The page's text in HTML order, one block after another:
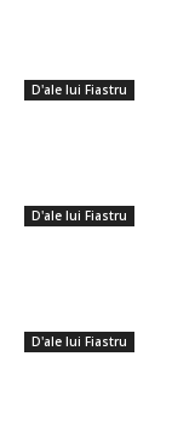
D'ale lui Fiastru
D'ale lui Fiastru
D'ale lui Fiastru